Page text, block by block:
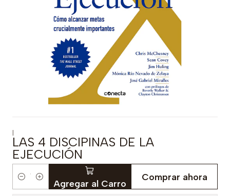
|
LAS 4 DISCIPINAS DE LA
EJECUCIÓN
Cantidad Agregar al Carro
Comprar ahora